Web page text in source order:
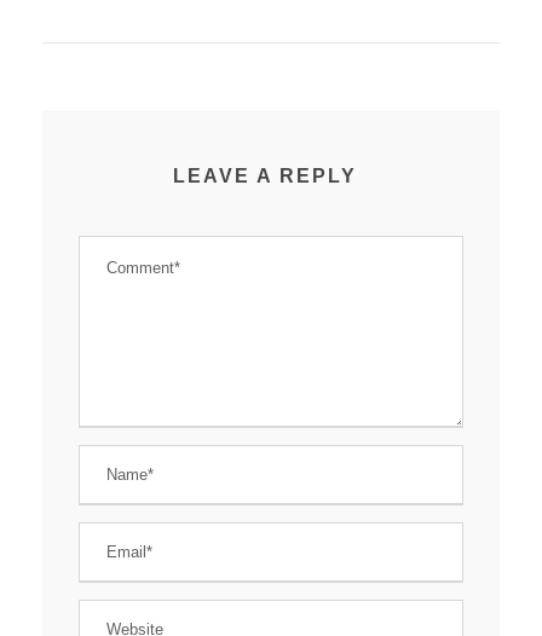
LEAVE A REPLY